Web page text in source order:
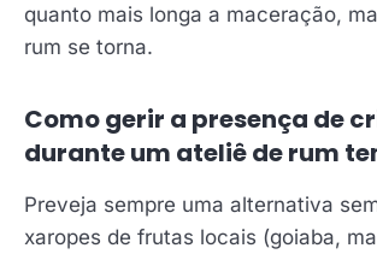
quanto mais longa a maceração,
rum se torna.
Como gerir a presença de
durante um ateliê de rum
Preveja sempre uma alternativa
xaropes de frutas locais (goiaba,